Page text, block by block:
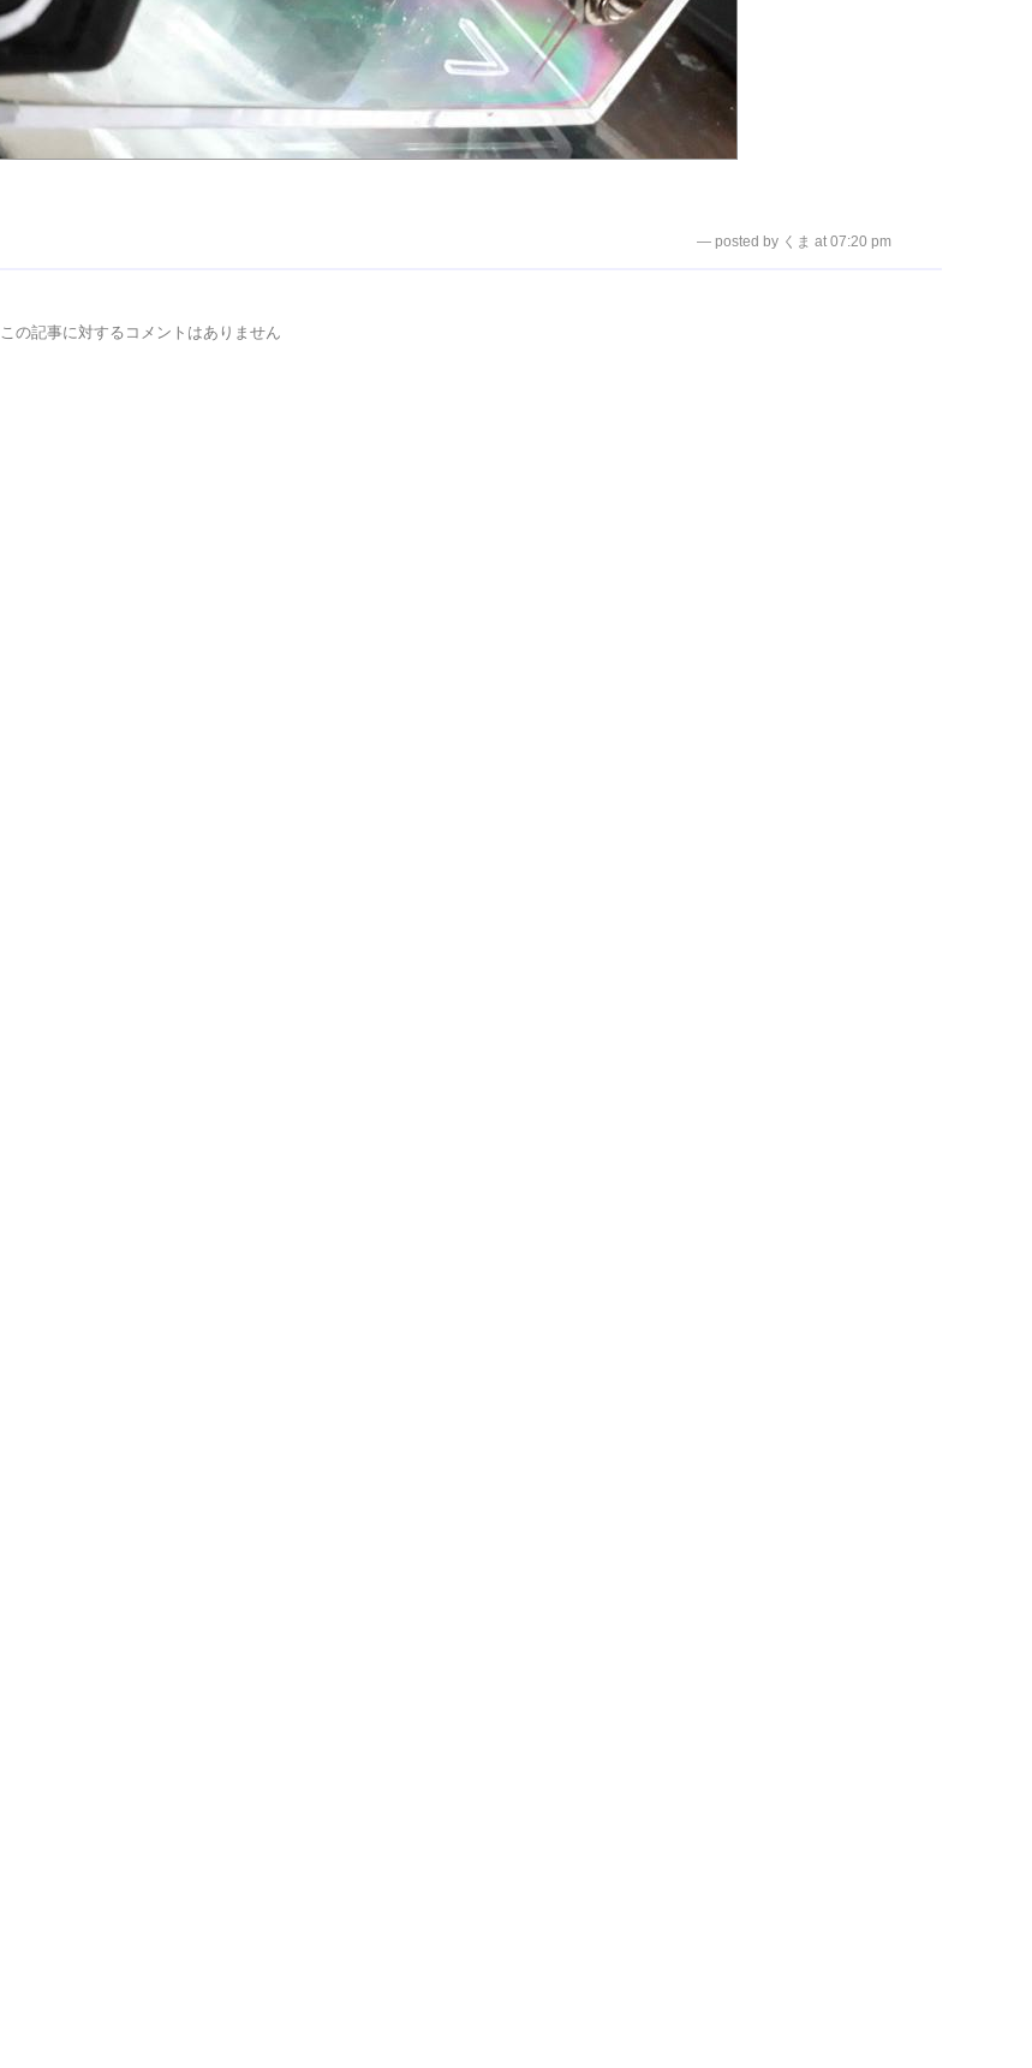
— posted by くま at 07:20 pm
この記事に対するコメントはありません